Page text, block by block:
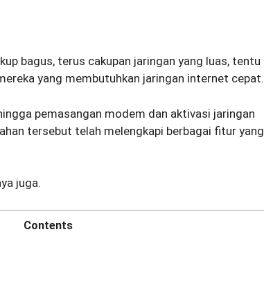
bagus, terus cakupan jaringan yang luas, tentu
yang membutuhkan jaringan internet cepat.
pemasangan modem dan aktivasi jaringan
tersebut telah melengkapi berbagai fitur yang
juga.
Contents